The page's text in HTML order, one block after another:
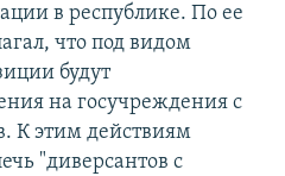
в республике. По ее
что под видом
будут
на госучреждения с
К этим действиям
"диверсантов с